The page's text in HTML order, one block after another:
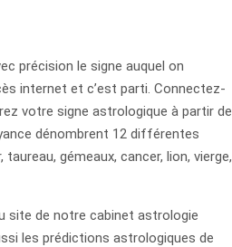
précision le signe auquel on
internet et c’est parti. Connectez-
votre signe astrologique à partir de
dénombrent 12 différentes
gémeaux, cancer, lion, vierge,
site de notre cabinet astrologie
les prédictions astrologiques de